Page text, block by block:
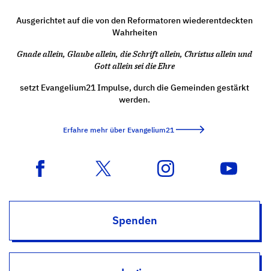
Ausgerichtet auf die von den Reformatoren wiederentdeckten
Wahrheiten
Gnade allein, Glaube allein, die Schrift allein, Christus allein und
Gott allein sei die Ehre
setzt Evangelium21 Impulse, durch die Gemeinden gestärkt
werden.
Erfahre mehr über Evangelium21
Spenden